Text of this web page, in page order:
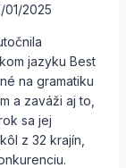
01/2025
jazyku Best
na gramatiku
a zaváži aj to,
sa jej
z 32 krajín,